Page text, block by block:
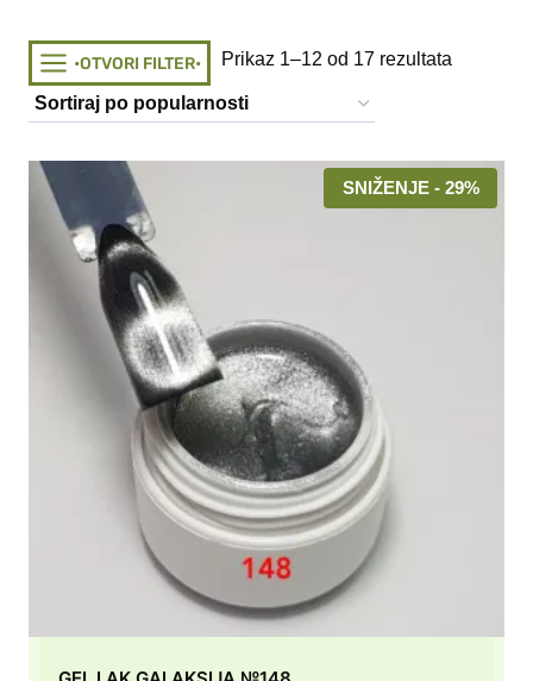
•OTVORI FILTER• Prikaz 1–12 od 17 rezultata
SNIŽENJE - 29%